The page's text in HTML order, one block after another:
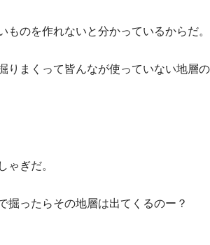
ものを作れないと分かっているからだ。
りまくって皆んなが使っていない地層の
ゃぎだ。
ったらその地層は出てくるのー？